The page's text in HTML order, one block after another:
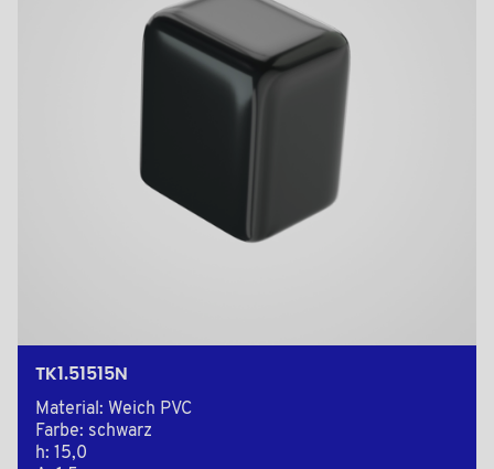
TK1.51515N
Material: Weich PVC
Farbe: schwarz
h: 15,0